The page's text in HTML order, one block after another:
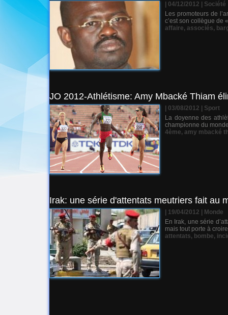
| 04/12/2012
Société
Les promoteurs de
c’est son collègue de
affaire, associés,
JO 2012-Athlétisme: Amy Mbacké Thiam
| 03/08/2012
Sport
La doyenne des
championne du
4ème, amy mbacké
Irak: une série d'attentats meutriers fait au
| 19/04/2012
Monde
En Irak, une série
mais tout porte à
attentats, bombe,